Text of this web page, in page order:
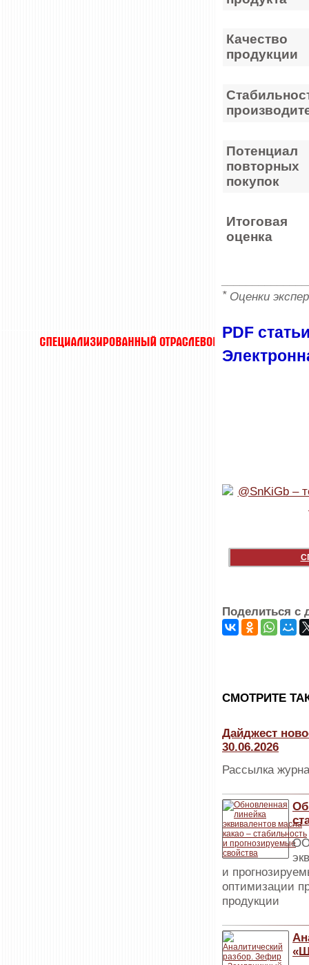
Качество
продукции
Потенциал
повторных
покупок
Итоговая
оценка
*Оценки
PDF
Поделиться с
CМОТРИТЕ
Дайджест
30.06.2026
Рассылка
и
опти­мизации
про­дукции